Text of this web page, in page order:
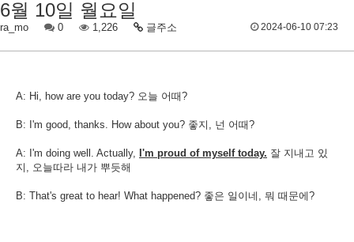
6월 10일 월요일
ra_mo 0 1,226 글주소 2024-06-10 07:23
A: Hi, how are you today? 오늘 어때?
B: I'm good, thanks. How about you? 좋지, 넌 어때?
A: I'm doing well. Actually, I'm proud of myself today. 잘 지내고 있
지, 오늘따라 내가 뿌듯해
B: That's great to hear! What happened? 좋은 일이네, 뭐 때문에?​